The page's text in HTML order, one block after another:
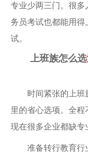
专业少两三门。很多
务员考试也都能用
试。
上班族怎么选
时间紧张的上
里的省心选项。全程
现在很多企业都缺专
准备转行教育行